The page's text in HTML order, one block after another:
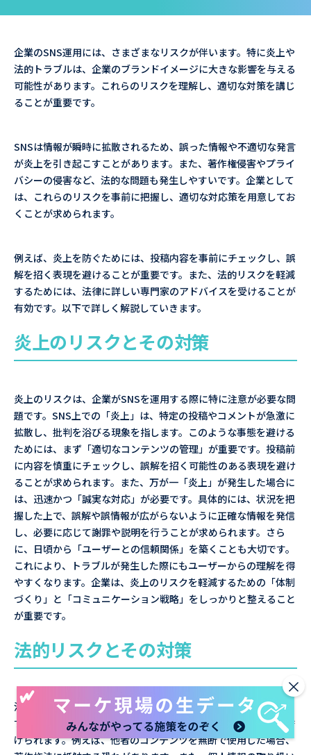
企業のSNS運用には、さまざまなリスクが伴います。特に炎上や
法的トラブルは、企業のブランドイメージに大きな影響を与える
可能性があります。これらのリスクを理解し、適切な対策を講じ
ることが重要です。
SNSは情報が瞬時に拡散されるため、誤った情報や不適切な発言
が炎上を引き起こすことがあります。また、著作権侵害やプライ
バシーの侵害など、法的な問題も発生しやすいです。企業として
は、これらのリスクを事前に把握し、適切な対応策を用意してお
くことが求められます。
例えば、炎上を防ぐためには、投稿内容を事前にチェックし、誤
解を招く表現を避けることが重要です。また、法的リスクを軽減
するためには、法律に詳しい専門家のアドバイスを受けることが
有効です。以下で詳しく解説していきます。
炎上のリスクとその対策
炎上のリスクは、企業がSNSを運用する際に特に注意が必要な問
題です。SNS上での「炎上」は、特定の投稿やコメントが急激に
拡散し、批判を浴びる現象を指します。このような事態を避ける
ためには、まず「適切なコンテンツの管理」が重要です。投稿前
に内容を慎重にチェックし、誤解を招く可能性のある表現を避け
ることが求められます。また、万が一「炎上」が発生した場合に
は、迅速かつ「誠実な対応」が必要です。具体的には、状況を把
握した上で、誤解や誤情報が広がらないように正確な情報を発信
し、必要に応じて謝罪や説明を行うことが求められます。さら
に、日頃から「ユーザーとの信頼関係」を築くことも大切です。
これにより、トラブルが発生した際にもユーザーからの理解を得
やすくなります。企業は、炎上のリスクを軽減するための「体制
づくり」と「コミュニケーション戦略」をしっかりと整えること
が重要です。
法的リスクとその対策
法的リスクは、企業の「SNS運用」において見逃せない要素で
す。著作権侵害やプライバシーの侵害が代表的なリスクとして挙
げられます。例えば、他者のコンテンツを無断で使用した場合、
×